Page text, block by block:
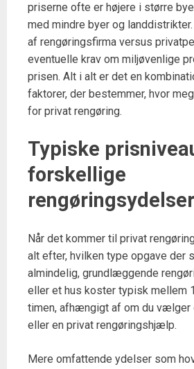
priserne ofte er højere i større
med mindre byer og
af rengøringsfirma versus
eventuelle krav om miljøvenlige
prisen. Alt i alt er det en
faktorer, der bestemmer, hvor
for privat rengøring.
Typiske
forskellige
rengøringsydelser
Når det kommer til privat
alt efter, hvilken type opgave der
almindelig, grundlæggende
eller et hus koster typisk mellem
timen, afhængigt af om du vælger
eller en privat rengøringshjælp.
Mere omfattende ydelser som